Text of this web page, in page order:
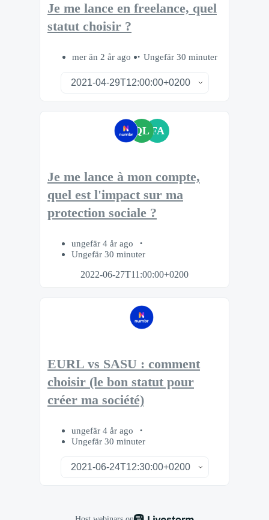
Je me lance en freelance, quel
statut choisir ?
mer än 2 år ago Ungefär 30 minuter
QL FA
Je me lance à mon compte,
quel est l'impact sur ma
protection sociale ?
ungefär 4 år ago
Ungefär 30 minuter
2022-06-27T11:00:00+0200
EURL vs SASU : comment
choisir (le bon statut pour
créer ma société)
ungefär 4 år ago
Ungefär 30 minuter